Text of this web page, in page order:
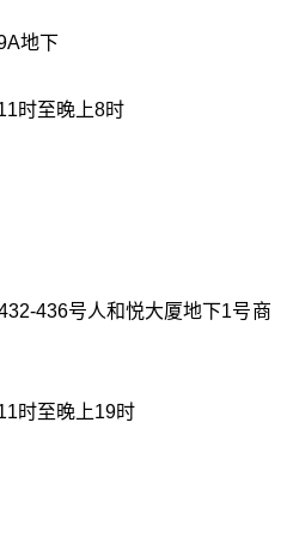
地下
时至晚上8时
436号人和悦大厦地下1号商
时至晚上19时